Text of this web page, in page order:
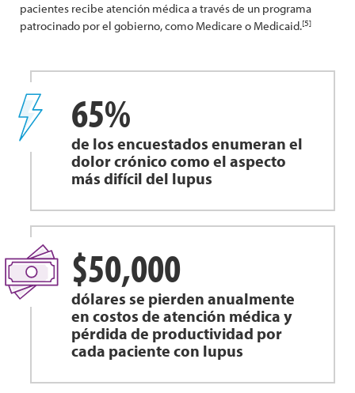
pacientes recibe atención médica a través de un programa
patrocinado por el gobierno, como Medicare o Medicaid.[5]
65%
de los encuestados enumeran el
dolor crónico como el aspecto
más difícil del lupus
$50,000
dólares se pierden anualmente
en costos de atención médica y
pérdida de productividad por
cada paciente con lupus